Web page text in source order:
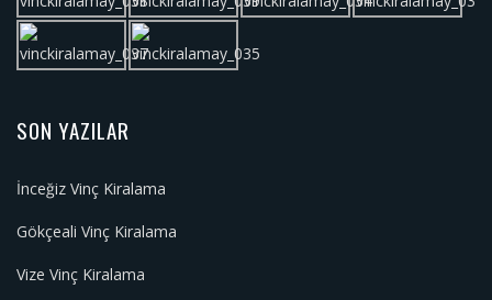
SON YAZILAR
İnceğiz Vinç Kiralama
Gökçeali Vinç Kiralama
Vize Vinç Kiralama